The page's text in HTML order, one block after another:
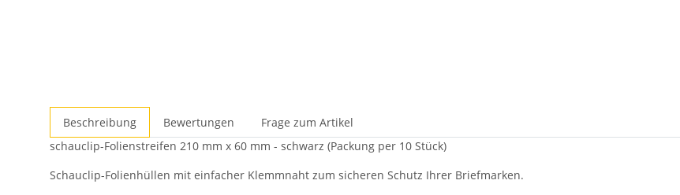
Beschreibung Bewertungen
Frage zum Artikel
schauclip-Folienstreifen 210 mm x 60 mm - schwarz (Packung per 10 Stück)
Schauclip-Folienhüllen mit einfacher Klemmnaht zum sicheren Schutz Ihrer Briefmarken.